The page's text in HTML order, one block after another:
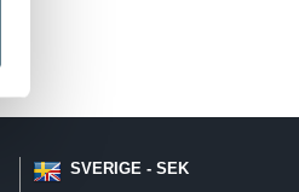
SVERIGE - SEK